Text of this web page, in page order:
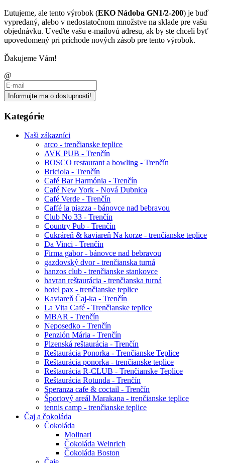
Ľutujeme, ale tento výrobok (EKO Nádoba GN1/2-200) je buď
vypredaný, alebo v nedostatočnom množstve na sklade pre vašu
objednávku. Uveďte vašu e-mailovú adresu, ak by ste chceli byť
upovedomený pri príchode nových zásob pre tento výrobok.
Ďakujeme Vám!
E-
mail
@
Informujte ma o dostupnosti!
Kategórie
Naši zákazníci
arco - trenčianske teplice
AVK PUB - Trenčín
BOSCO restaurant a bowling - Trenčín
Briciola - Trenčín
Café Bar Harmónia - Trenčín
Café New York - Nová Dubnica
Café Verde - Trenčín
Caffé la piazza - bánovce nad bebravou
Club No 33 - Trenčín
Country Pub - Trenčín
Cukráreň & kaviareň Na korze - trenčianske teplice
Da Vinci - Trenčín
Firma gabor - bánovce nad bebravou
gazdovský dvor - trenčianska turná
hanzos club - trenčianske stankovce
havran reštaurácia - trenčianska turná
hotel pax - trenčianske teplice
Kaviareň Čaj-ka - Trenčín
La Vita Café - Trenčianske teplice
MBAR - Trenčín
Neposedko - Trenčín
Penzión Mária - Trenčín
Plzenská reštaurácia - Trenčín
Reštaurácia Ponorka - Trenčianske Teplice
Reštaurácia ponorka - trenčianske teplice
Reštaurácia R-CLUB - Trenčianske Teplice
Reštaurácia Rotunda - Trenčín
Speranza cafe & coctail - Trenčín
Športový areál Marakana - trenčianske teplice
tennis camp - trenčianske teplice
Čaj a čokoláda
Čokoláda
Molinari
Čokoláda Weinrich
Čokoláda Boston